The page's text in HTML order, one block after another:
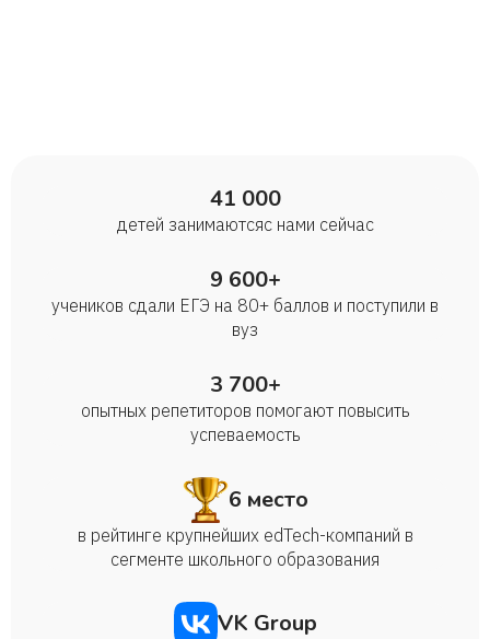
41 000
детей занимаются с нами сейчас
9 600+
учеников сдали ЕГЭ на 80+ баллов и поступили в
вуз
3 700+
опытных репетиторов помогают повысить
успеваемость
6 место
в рейтинге крупнейших edTech-компаний в
сегменте школьного образования
VK Group